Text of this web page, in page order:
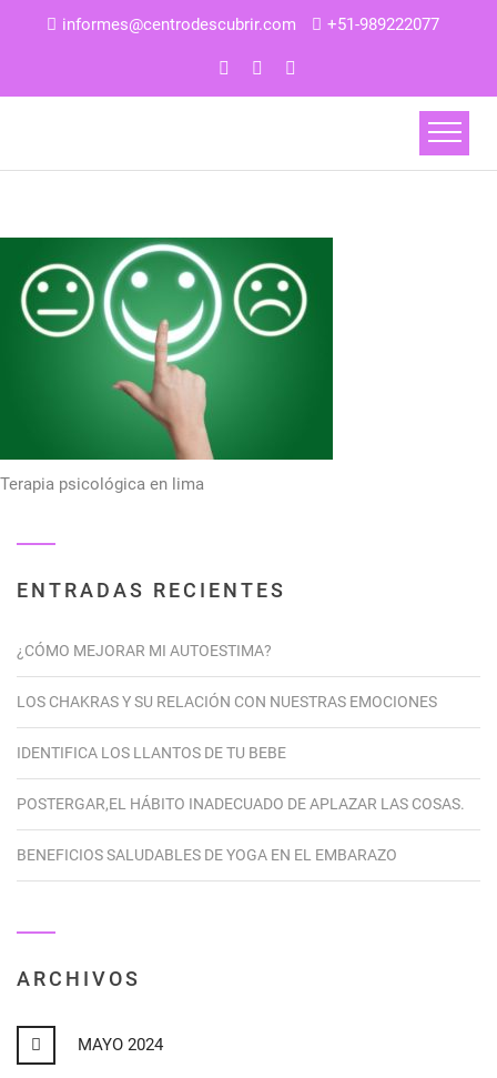
informes@centrodescubrir.com +51-989222077
Terapia psicológica en lima
ENTRADAS RECIENTES
¿CÓMO MEJORAR MI AUTOESTIMA?
LOS CHAKRAS Y SU RELACIÓN CON NUESTRAS EMOCIONES
IDENTIFICA LOS LLANTOS DE TU BEBE
POSTERGAR,EL HÁBITO INADECUADO DE APLAZAR LAS COSAS.
BENEFICIOS SALUDABLES DE YOGA EN EL EMBARAZO
ARCHIVOS
MAYO 2024